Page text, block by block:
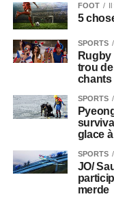
FOOT Il
5
SPORTS
trou
chants
SPORTS
glace
SPORTS
JO/
merde